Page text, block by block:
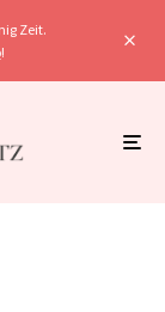
Zeit.
!